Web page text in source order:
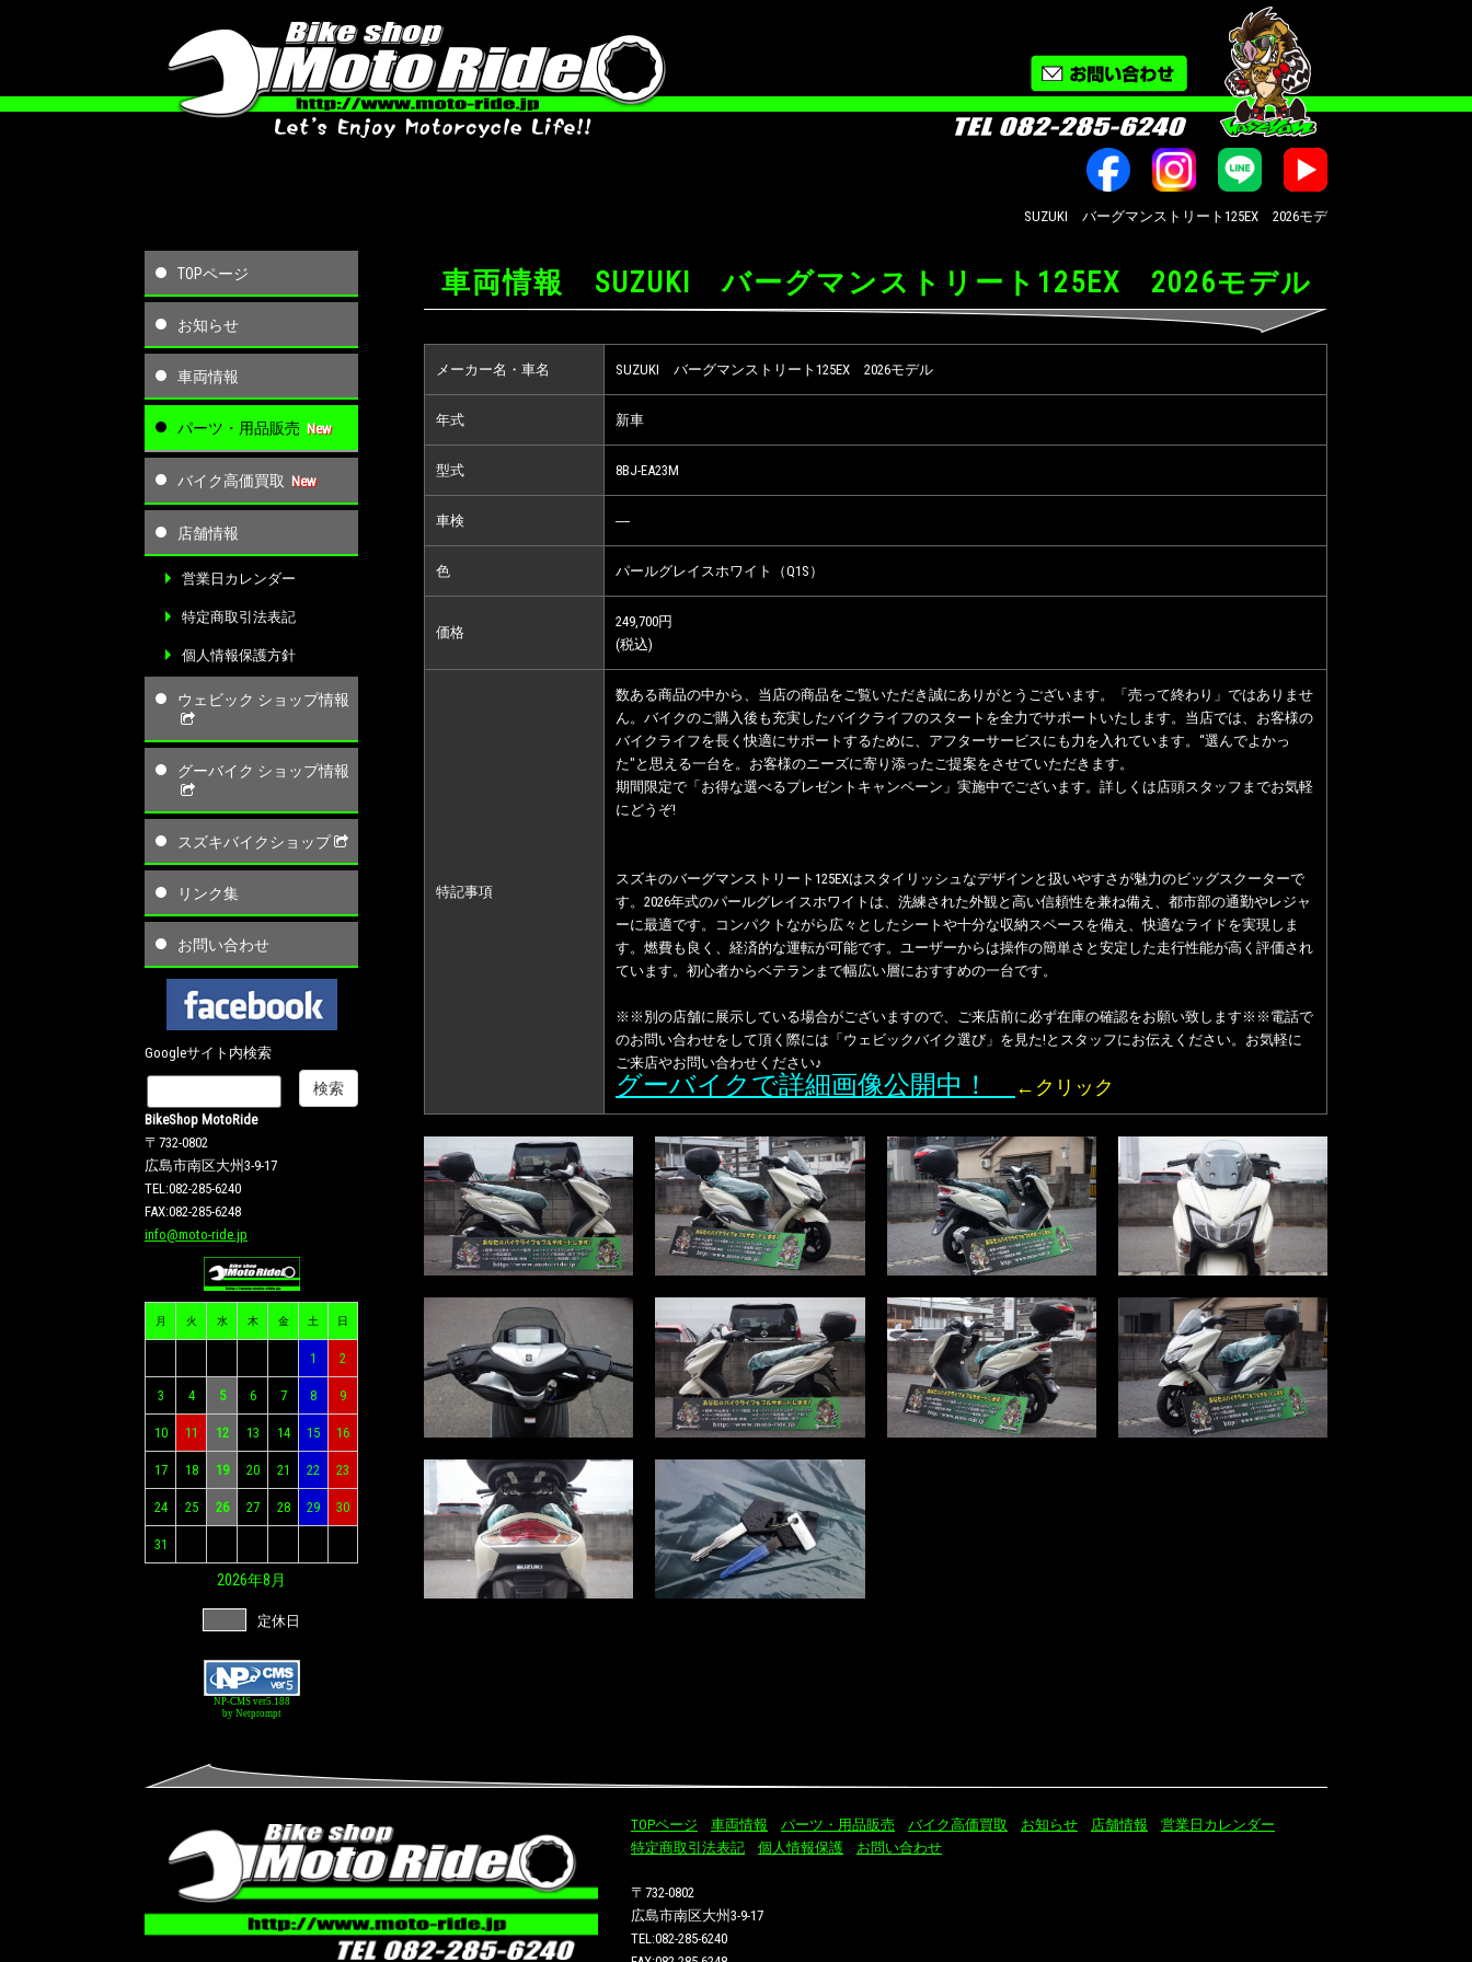
SUZUKI バーグマンストリート125EX 2026モデル オートバイ修理・カ
TOPページ
お知らせ
車両情報
パーツ・用品販売
バイク高価買取
店舗情報
営業日カレンダー
特定商取引法表記
個人情報保護方針
ウェビック ショップ情報
グーバイク ショップ情報
スズキバイクショップ
リンク集
お問い合わせ
Googleサイト内検索
BikeShop MotoRide
〒732-0802
広島市南区大州3-9-17
TEL:082-285-6240
FAX:082-285-6248
info@moto-ride.jp
月 火 水 木 金 土 日
1 2
3 4 5 6 7 8 9
10 11 12 13 14 15 16
17 18 19 20 21 22 23
24 25 26 27 28 29 30
31
2026年8月
定休日
NP-CMS ver5.188
by Netprompt
車両情報 SUZUKI バーグマンストリート125EX 2026モデル
メーカー名・車名 SUZUKI バーグマンストリート125EX 2026モデル
年式 新車
型式 8BJ-EA23M
車検 ―
色 パールグレイスホワイト（Q1S）
価格
249,700円
(税込)
特記事項
数ある商品の中から、当店の商品をご覧いただき誠にありがとうございます。「売って終わり」ではありませ
ん。バイクのご購入後も充実したバイクライフのスタートを全力でサポートいたします。当店では、お客様の
バイクライフを長く快適にサポートするために、アフターサービスにも力を入れています。“選んでよかっ
た"と思える一台を。お客様のニーズに寄り添ったご提案をさせていただきます。
期間限定で「お得な選べるプレゼントキャンペーン」実施中でございます。詳しくは店頭スタッフまでお気軽
にどうぞ!
スズキのバーグマンストリート125EXはスタイリッシュなデザインと扱いやすさが魅力のビッグスクーターで
す。2026年式のパールグレイスホワイトは、洗練された外観と高い信頼性を兼ね備え、都市部の通勤やレジャ
ーに最適です。コンパクトながら広々としたシートや十分な収納スペースを備え、快適なライドを実現しま
す。燃費も良く、経済的な運転が可能です。ユーザーからは操作の簡単さと安定した走行性能が高く評価され
ています。初心者からベテランまで幅広い層におすすめの一台です。
※※別の店舗に展示している場合がございますので、ご来店前に必ず在庫の確認をお願い致します※※電話で
のお問い合わせをして頂く際には「ウェビックバイク選び」を見た!とスタッフにお伝えください。お気軽に
ご来店やお問い合わせください♪
グーバイクで詳細画像公開中！ ←クリック
TOPページ 車両情報 パーツ・用品販売 バイク高価買取 お知らせ 店舗情報
営業日カレンダー
特定商取引法表記
個人情報保護 お問い合わせ
〒732-0802
広島市南区大州3-9-17
TEL:082-285-6240